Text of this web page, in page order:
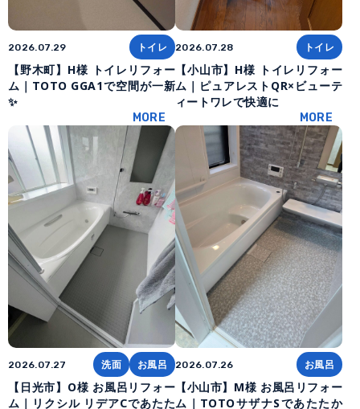
2026.07.29 トイレ
【野木町】H様 トイレリフォー
ム｜TOTO GGA1で空間が一新
✨
MORE
2026.07.28 トイレ
【小山市】H様 トイレリフォー
ム｜ピュアレストQR×ビューテ
ィートワレで快適に
MORE
2026.07.27 洗面 お風呂
【日光市】O様 お風呂リフォー
ム｜リクシル リデアCであたた
2026.07.26 お風呂
【小山市】M様 お風呂リフォー
ム｜TOTOサザナSであたたか